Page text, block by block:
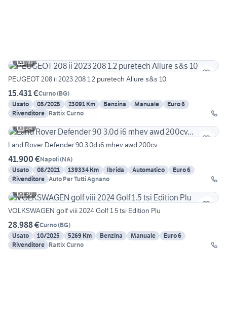
30
PEUGEOT 208 ii 2023 208 1.2 puretech Allure s&s 10
15.431 €Curno(BG)
Usato
05/2025 23091 Km Benzina Manuale
Euro 6
Rivenditore Rattix Curno
24
Land Rover Defender 90 3.0d i6 mhev awd 200cv...
41.900 €Napoli(NA)
Usato
08/2021 139334 Km Ibrida Automatico
Euro 6
Rivenditore Auto Per Tutti Agnano
30
VOLKSWAGEN golf viii 2024 Golf 1.5 tsi Edition Plu
28.988 €Curno(BG)
Usato
10/2025 5269 Km Benzina Manuale
Euro 6
Rivenditore Rattix Curno